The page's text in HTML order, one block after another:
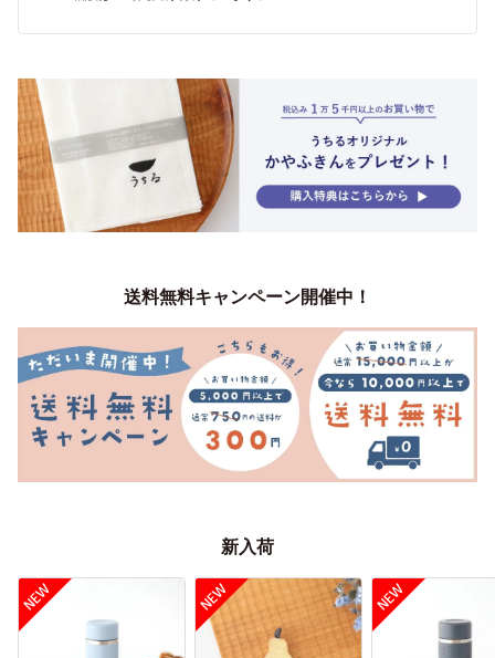
送料無料キャンペーン開催中！
新入荷